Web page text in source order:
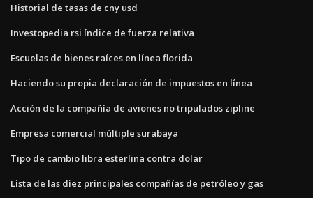
Historial de tasas de cny usd
Investopedia rsi índice de fuerza relativa
Escuelas de bienes raíces en línea florida
Haciendo su propia declaración de impuestos en línea
Acción de la compañía de aviones no tripulados zipline
Empresa comercial múltiple surabaya
Tipo de cambio libra esterlina contra dolar
Lista de las diez principales compañías de petróleo y gas